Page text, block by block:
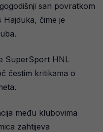
san povratkom
čime je
SuperSport HNL
čestim kritikama o
među klubovima
zahtijeva